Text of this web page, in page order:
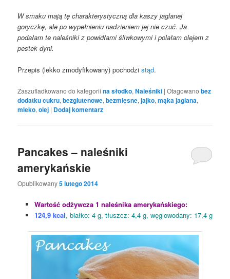
W smaku mają tę charakterystyczną dla kaszy jaglanej
goryczkę, ale po wypełnieniu nadzieniem jej nie czuć. Ja
podałam te naleśniki z powidłami śliwkowymi i polałam olejem z
pestek dyni.
Przepis (lekko zmodyfikowany) pochodzistąd.
Zaszufladkowano do kategorii na słodko,Naleśniki |Otagowano bez
dodatku cukru,bezglutenowe,bezmięsne,jajko,mąka jaglana,
mleko,olej | Dodaj komentarz
Pancakes – naleśniki
amerykańskie
Opublikowany5 lutego 2014
Wartość odżywcza 1 naleśnika amerykańskiego:
124,9 kcal, białko: 4 g, tłuszcz: 4,4 g, węglowodany: 17,4 g